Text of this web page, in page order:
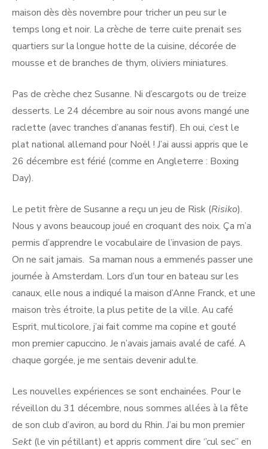
maison dès dès novembre pour tricher un peu sur le
temps long et noir. La crèche de terre cuite prenait ses
quartiers sur la longue hotte de la cuisine, décorée de
mousse et de branches de thym, oliviers miniatures.
Pas de crèche chez Susanne. Ni d’escargots ou de treize
desserts. Le 24 décembre au soir nous avons mangé une
raclette (avec tranches d’ananas festif). Eh oui, c’est le
plat national allemand pour Noël ! J’ai aussi appris que le
26 décembre est férié (comme en Angleterre : Boxing
Day).
Le petit frère de Susanne a reçu un jeu de Risk (Risiko).
Nous y avons beaucoup joué en croquant des noix. Ça m’a
permis d’apprendre le vocabulaire de l’invasion de pays.
On ne sait jamais. Sa maman nous a emmenés passer une
journée à Amsterdam. Lors d’un tour en bateau sur les
canaux, elle nous a indiqué la maison d’Anne Franck, et une
maison très étroite, la plus petite de la ville. Au café
Esprit, multicolore, j’ai fait comme ma copine et gouté
mon premier capuccino. Je n’avais jamais avalé de café. A
chaque gorgée, je me sentais devenir adulte.
Les nouvelles expériences se sont enchainées. Pour le
réveillon du 31 décembre, nous sommes allées à la fête
de son club d’aviron, au bord du Rhin. J’ai bu mon premier
Sekt (le vin pétillant) et appris comment dire ‘’cul sec’’ en